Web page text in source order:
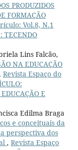
PRODUZIDOS
FORMAÇÃO
Vol.8, N.1
TECENDO
Lins Falcão,
NA EDUCAÇÃO
Revista Espaço do
E
Edilma Braga
e conceituais da
perspectiva dos
, Revista Espaço